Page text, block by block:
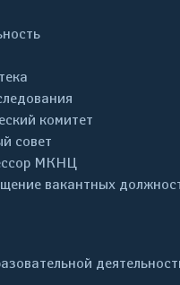
комитет
совет
МКНЦ
вакантных